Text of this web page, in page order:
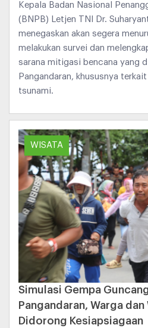
Kepala Badan Nasional
(BNPB) Letjen TNI Dr.
menegaskan akan segera
melakukan survei dan
sarana mitigasi bencana yang
Pangandaran, khususnya
tsunami.
WISATA
Simulasi Gempa
Pangandaran, Warga
Didorong Kesiapsiagaan